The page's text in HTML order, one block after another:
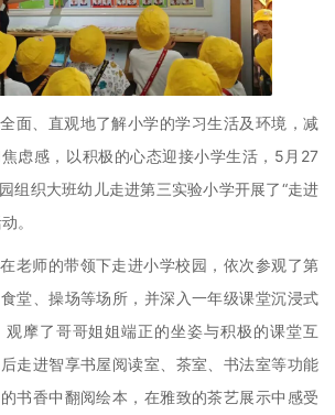
面、直观地了解小学的学习生活及环境，减
虑感，以积极的心态迎接小学生活，5月27
组织大班幼儿走进第三实验小学开展了“走进
。
老师的带领下走进小学校园，依次参观了第
堂、操场等场所，并深入一年级课堂沉浸式
摩了哥哥姐姐端正的坐姿与积极的课堂互
走进智享书屋阅读室、茶室、书法室等功能
书香中翻阅绘本，在雅致的茶艺展示中感受